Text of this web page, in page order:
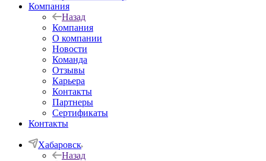
Компания
Назад
Компания
О компании
Новости
Команда
Отзывы
Карьера
Контакты
Партнеры
Сертификаты
Контакты
Хабаровск
Назад